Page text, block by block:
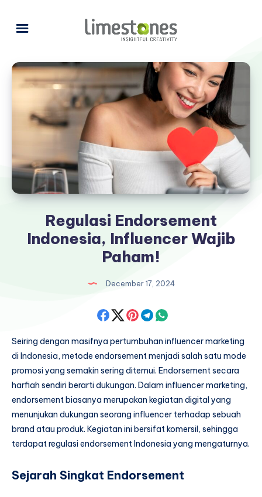
Regulasi Endorsement
Indonesia, Influencer Wajib
Paham!
December 17, 2024
Share
on
Facebook
Share
on
Twitter
Share
on
Pinterest
Share
on
Telegram
on
Whatsapp
Seiring dengan masifnya pertumbuhan influencer marketing
di Indonesia, metode endorsement menjadi salah satu mode
promosi yang semakin sering ditemui. Endorsement secara
harfiah sendiri berarti dukungan. Dalam influencer marketing,
endorsement biasanya merupakan kegiatan digital yang
menunjukan dukungan seorang influencer terhadap sebuah
brand atau produk. Kegiatan ini bersifat komersil, sehingga
terdapat regulasi endorsement Indonesia yang mengaturnya.
Sejarah Singkat Endorsement